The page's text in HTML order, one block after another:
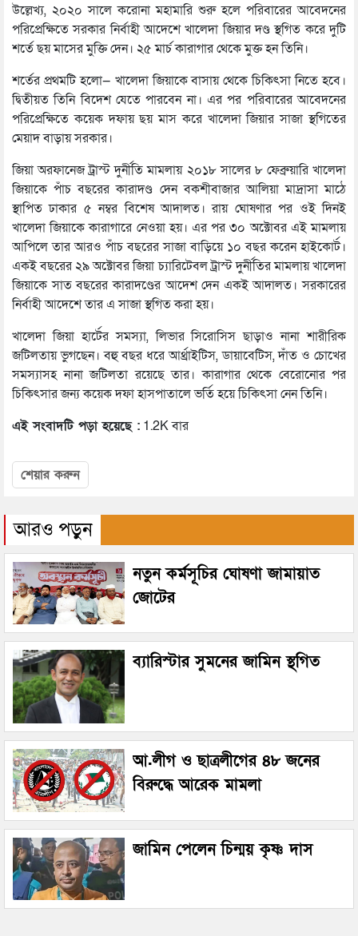
উল্লেখ্য, ২০২০ সালে করোনা মহামারি শুরু হলে পরিবারের আবেদনের
পরিপ্রেক্ষিতে সরকার নির্বাহী আদেশে খালেদা জিয়ার দণ্ড স্থগিত করে দুটি
শর্তে ছয় মাসের মুক্তি দেন। ২৫ মার্চ কারাগার থেকে মুক্ত হন তিনি।
শর্তের প্রথমটি হলো— খালেদা জিয়াকে বাসায় থেকে চিকিৎসা নিতে হবে।
দ্বিতীয়ত তিনি বিদেশ যেতে পারবেন না। এর পর পরিবারের আবেদনের
পরিপ্রেক্ষিতে কয়েক দফায় ছয় মাস করে খালেদা জিয়ার সাজা স্থগিতের
মেয়াদ বাড়ায় সরকার।
জিয়া অরফানেজ ট্রাস্ট দুর্নীতি মামলায় ২০১৮ সালের ৮ ফেব্রুয়ারি খালেদা
জিয়াকে পাঁচ বছরের কারাদণ্ড দেন বকশীবাজার আলিয়া মাদ্রাসা মাঠে
স্থাপিত ঢাকার ৫ নম্বর বিশেষ আদালত। রায় ঘোষণার পর ওই দিনই
খালেদা জিয়াকে কারাগারে নেওয়া হয়। এর পর ৩০ অক্টোবর এই মামলায়
আপিলে তার আরও পাঁচ বছরের সাজা বাড়িয়ে ১০ বছর করেন হাইকোর্ট।
একই বছরের ২৯ অক্টোবর জিয়া চ্যারিটেবল ট্রাস্ট দুর্নীতির মামলায় খালেদা
জিয়াকে সাত বছরের কারাদণ্ডের আদেশ দেন একই আদালত। সরকারের
নির্বাহী আদেশে তার এ সাজা স্থগিত করা হয়।
খালেদা জিয়া হার্টের সমস্যা, লিভার সিরোসিস ছাড়াও নানা শারীরিক
জটিলতায় ভুগছেন। বহু বছর ধরে আর্থ্রাইটিস, ডায়াবেটিস, দাঁত ও চোখের
সমস্যাসহ নানা জটিলতা রয়েছে তার। কারাগার থেকে বেরোনোর পর
চিকিৎসার জন্য কয়েক দফা হাসপাতালে ভর্তি হয়ে চিকিৎসা নেন তিনি।
এই সংবাদটি পড়া হয়েছে : 1.2K বার
শেয়ার করুন
আরও পড়ুন
নতুন কর্মসূচির ঘোষণা জামায়াত
জোটের
ব্যারিস্টার সুমনের জামিন স্থগিত
আ.লীগ ও ছাত্রলীগের ৪৮ জনের
বিরুদ্ধে আরেক মামলা
জামিন পেলেন চিন্ময় কৃষ্ণ দাস